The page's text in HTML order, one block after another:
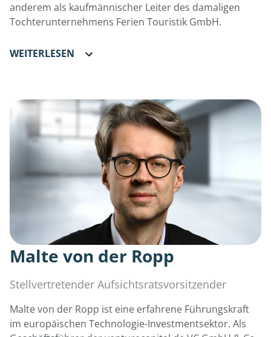
anderem als kaufmännischer Leiter des damaligen
Tochterunternehmens Ferien Touristik GmbH.
WEITERLESEN
Malte von der Ropp
Stellvertretender Aufsichtsratsvorsitzender
Malte von der Ropp ist eine erfahrene Führungskraft
im europäischen Technologie-Investmentsektor. Als